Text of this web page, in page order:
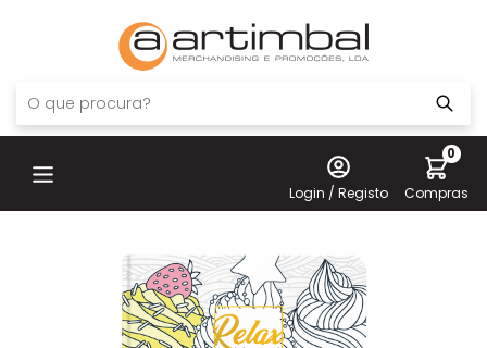
Login / Registo
0
Compras